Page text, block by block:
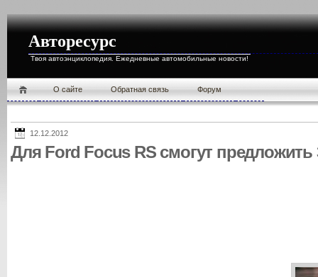
Авторесурс
Твоя автоэнциклопедия. Ежедневные автомобильные новости!
О cайте Обратная связь Форум
12.12.2012
Для Ford Focus RS смогут предложить